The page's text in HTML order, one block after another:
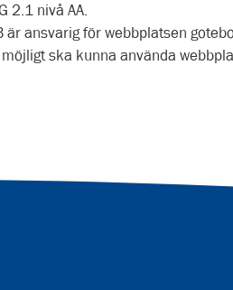
2.1 nivå AA.
är ansvarig för webbplatsen
ska kunna använda